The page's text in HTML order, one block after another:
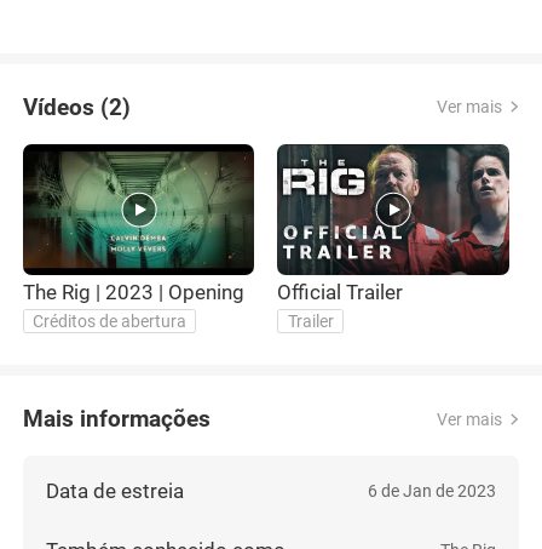
Vídeos (2) Ver mais
The Rig | 2023 | Opening
Créditos de abertura
Official Trailer
Trailer
Mais informações Ver mais
Data de estreia 6 de Jan de 2023